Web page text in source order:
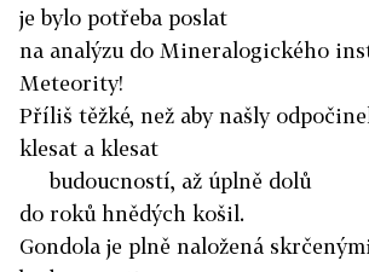
je bylo potřeba poslat
na analýzu do Mineralogického
Meteority!
Příliš těžké, než aby našly
klesat a klesat
budoucností, až úplně dolů
do roků hnědých košil.
Gondola je plně naložená